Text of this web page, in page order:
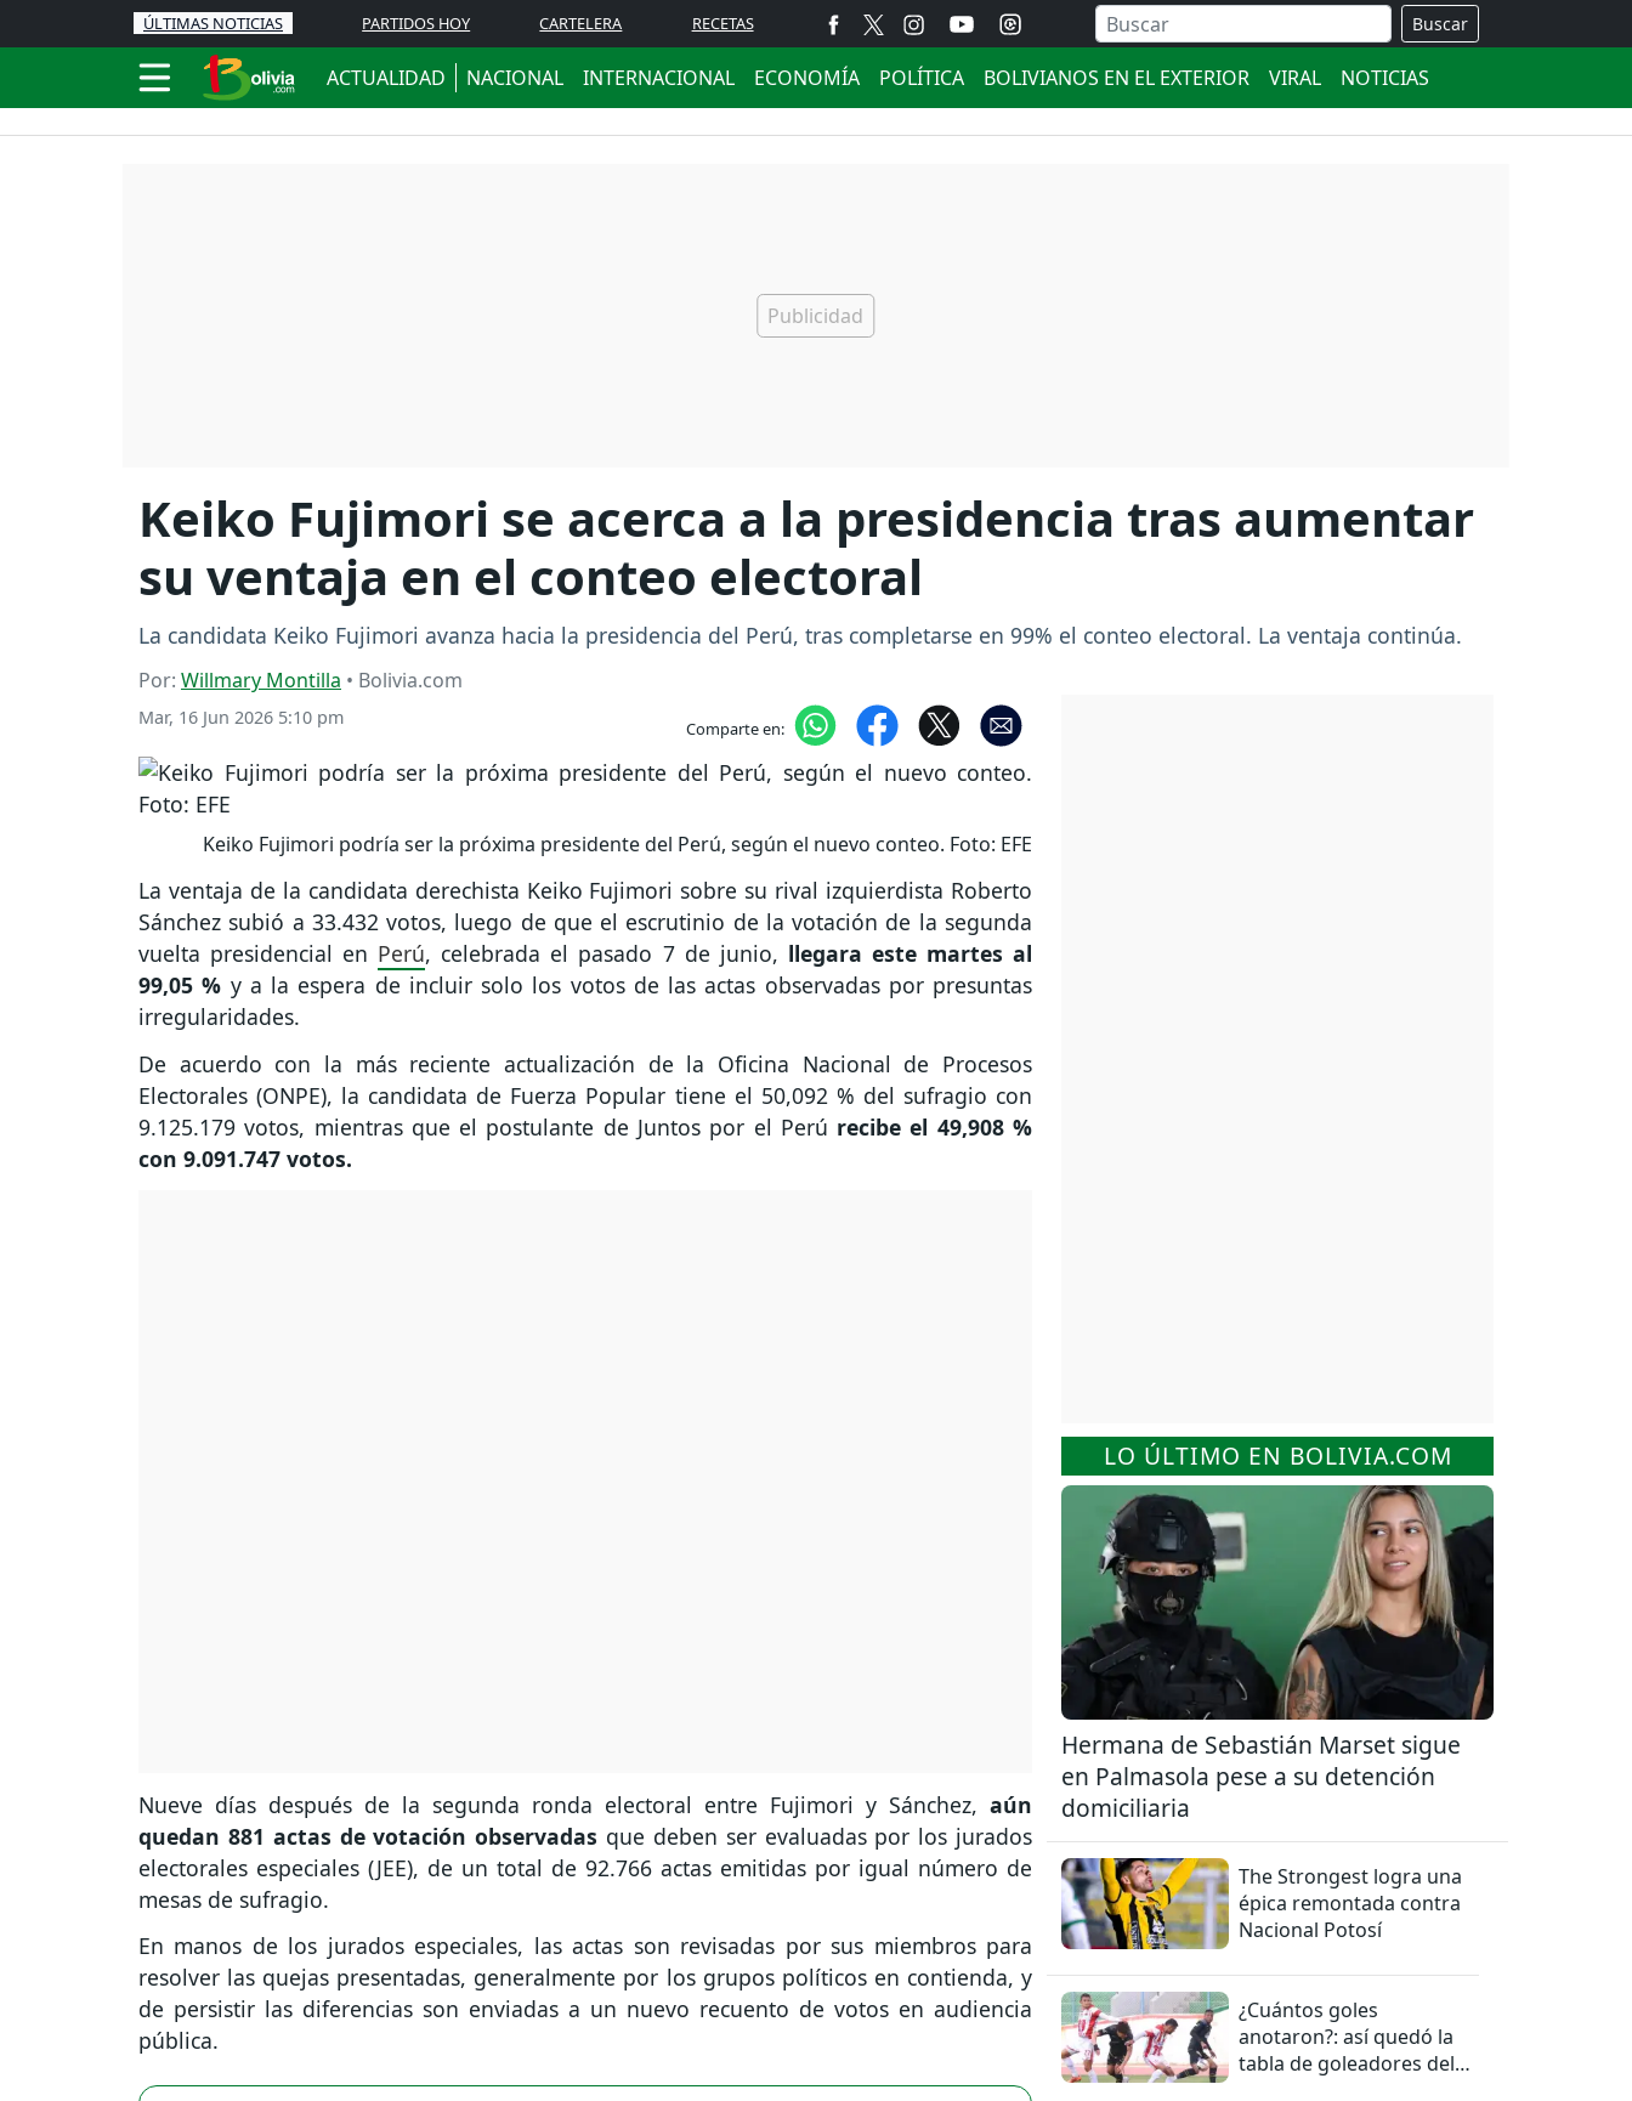
ÚLTIMAS NOTICIAS PARTIDOS HOY CARTELERA RECETAS Buscar
ACTUALIDAD NACIONAL INTERNACIONAL ECONOMÍA POLÍTICA BOLIVIANOS EN EL EXTERIOR VIRAL NOTICIAS
Keiko Fujimori se acerca a la presidencia tras aumentar
su ventaja en el conteo electoral
La candidata Keiko Fujimori avanza hacia la presidencia del Perú, tras completarse en 99% el conteo electoral. La ventaja continúa.
Por: Willmary Montilla • Bolivia.com
Mar, 16 Jun 2026 5:10 pm Comparte en:
Keiko Fujimori podría ser la próxima presidente del Perú, según el nuevo conteo. Foto: EFE
La ventaja de la candidata derechista Keiko Fujimori sobre su rival izquierdista Roberto
Sánchez subió a 33.432 votos, luego de que el escrutinio de la votación de la segunda
vuelta presidencial en Perú, celebrada el pasado 7 de junio, llegara este martes al
99,05 % y a la espera de incluir solo los votos de las actas observadas por presuntas
irregularidades.
De acuerdo con la más reciente actualización de la Oficina Nacional de Procesos
Electorales (ONPE), la candidata de Fuerza Popular tiene el 50,092 % del sufragio con
9.125.179 votos, mientras que el postulante de Juntos por el Perú recibe el 49,908 %
con 9.091.747 votos.
Nueve días después de la segunda ronda electoral entre Fujimori y Sánchez, aún
quedan 881 actas de votación observadas que deben ser evaluadas por los jurados
electorales especiales (JEE), de un total de 92.766 actas emitidas por igual número de
mesas de sufragio.
En manos de los jurados especiales, las actas son revisadas por sus miembros para
resolver las quejas presentadas, generalmente por los grupos políticos en contienda, y
de persistir las diferencias son enviadas a un nuevo recuento de votos en audiencia
pública.
LO ÚLTIMO EN BOLIVIA.COM
Hermana de Sebastián Marset sigue
en Palmasola pese a su detención
domiciliaria
The Strongest logra una
épica remontada contra
Nacional Potosí
¿Cuántos goles
anotaron?: así quedó la
tabla de goleadores del